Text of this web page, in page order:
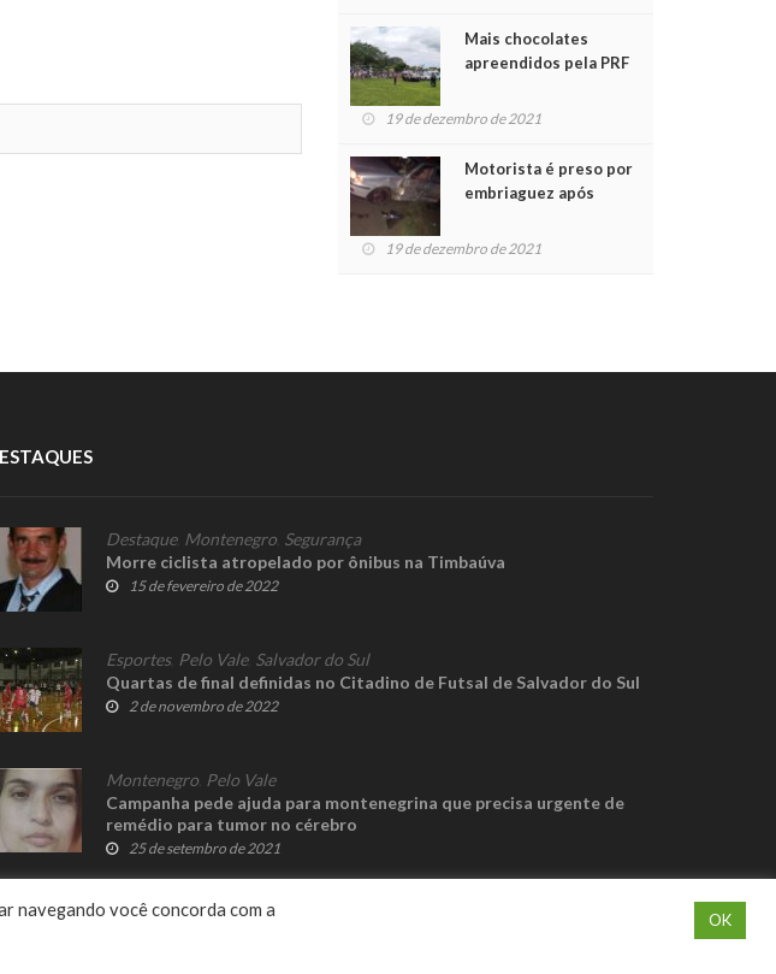
Mais chocolates
apreendidos pela PRF
crianças no Natal
19 de dezembro de 2021
Motorista é preso por
embriaguez após
feridos
19 de dezembro de 2021
Destaque, Montenegro Segurança
Morre ciclista atropelado por ônibus na Timbaúva
15 de fevereiro de 2022
Esportes, Pelo Vale, Salvador do Sul
Quartas de final definidas no Citadino de Futsal de Salvador do Sul
2 de novembro de 2022
Montenegro Pelo Vale
Campanha pede ajuda para montenegrina que precisa urgente de
remédio para tumor no cérebro
25 de setembro de 2021
navegando você concorda com a
OK